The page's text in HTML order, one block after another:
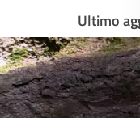
Ultimo